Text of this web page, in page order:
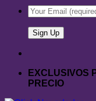
EXCLUSIVOS
PRECIO